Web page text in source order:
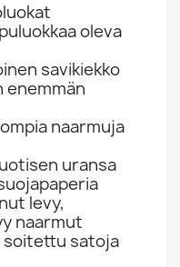
oleva
savikiekko
enemmän
naarmuja
uransa
levy,
naarmut
soitettu satoja